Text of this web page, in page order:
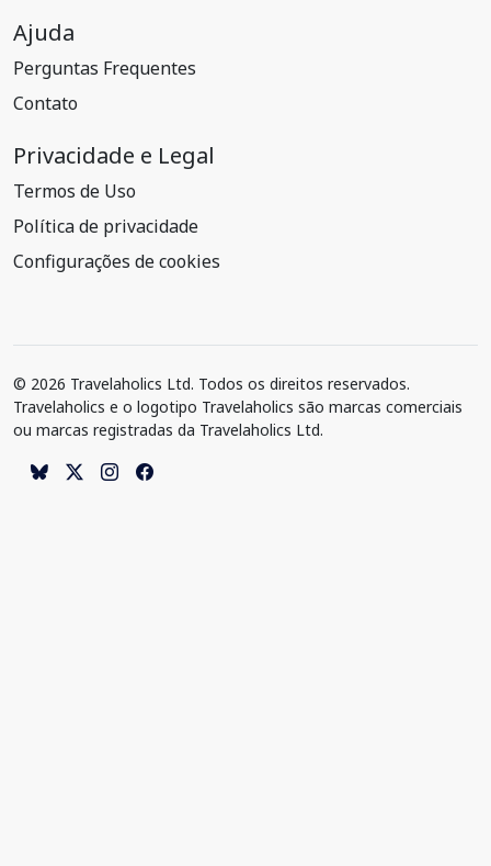
Ajuda
Perguntas Frequentes
Contato
Privacidade e Legal
Termos de Uso
Política de privacidade
Configurações de cookies
© 2026 Travelaholics Ltd. Todos os direitos reservados.
Travelaholics e o logotipo Travelaholics são marcas comerciais
ou marcas registradas da Travelaholics Ltd.